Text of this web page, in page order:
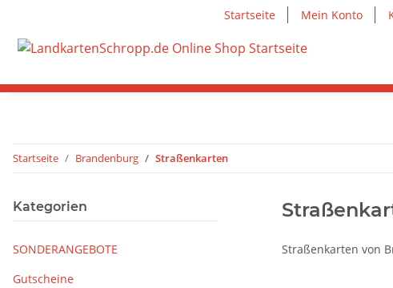
Startseite Mein Konto
Startseite Brandenburg Straßenkarten
Straßenkarten von
Kategorien
SONDERANGEBOTE
Gutscheine